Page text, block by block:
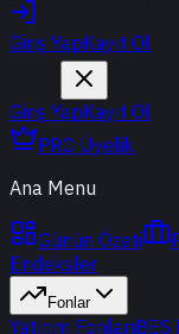
Giriş YapKayıt Ol
Giriş YapKayıt Ol
PRO Üyelik
Ana Menu
Günün Özeti
Endeksler
Fonlar
Yatırım FonlarıBES